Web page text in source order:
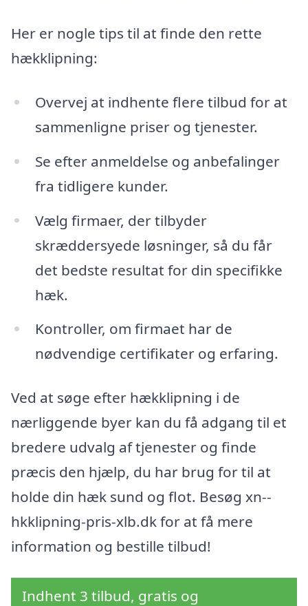
Her er nogle tips til at finde den rette
hækklipning:
Overvej at indhente flere tilbud for at
sammenligne priser og tjenester.
Se efter anmeldelse og anbefalinger
fra tidligere kunder.
Vælg firmaer, der tilbyder
skræddersyede løsninger, så du får
det bedste resultat for din specifikke
hæk.
Kontroller, om firmaet har de
nødvendige certifikater og erfaring.
Ved at søge efter hækklipning i de
nærliggende byer kan du få adgang til et
bredere udvalg af tjenester og finde
præcis den hjælp, du har brug for til at
holde din hæk sund og flot. Besøg xn--
hkklipning-pris-xlb.dk for at få mere
information og bestille tilbud!
Indhent 3 tilbud, gratis og